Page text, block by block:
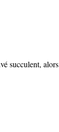
succulent,